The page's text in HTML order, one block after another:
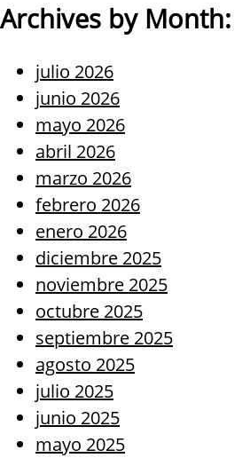
Archives by Month:
julio 2026
junio 2026
mayo 2026
abril 2026
marzo 2026
febrero 2026
enero 2026
diciembre 2025
noviembre 2025
octubre 2025
septiembre 2025
agosto 2025
julio 2025
junio 2025
mayo 2025